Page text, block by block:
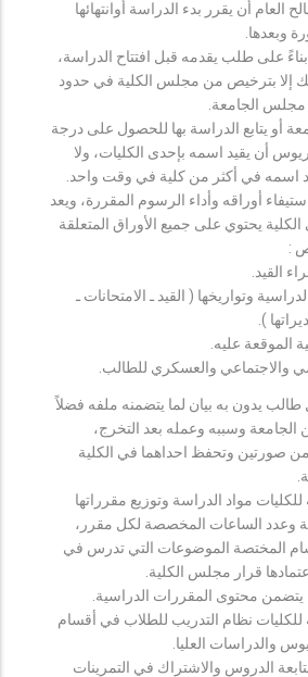
العام أن يقرر بدء الدراسة أوانتهائها
وبعدها.
بناءً على طلب يقدمه قبل افتتاح الدراسة،
ذلك إلا بترخيص من مجلس الكلية في حدود
مجلس الجامعة.
أو يتابع الدراسة بها للحصول على درجة
أن يقيد اسمه بإحدى الكليات، ولا
اسمه في أكثر من كلية في وقت واحد.
أوراقه وأداء الرسوم المقررة، ويعد
يحتوي على جميع الأوراق المتعلقة
:
القيد.
وتواريخها ( القيد ـ الامتحانات ـ
).
الموقعة عليه.
والاجتماعي والعسكري للطالب.
يدون به بيان لما يتضمنه ملفه فضلاً
وسببه وعمله بعد التخرج،
صورتين وتحفظ احداهما في الكلية
للكليات مواد الدراسة وتوزيع مقرراتها
وعدد الساعات المخصصة لكل مقرر،
المختصة الموضوعات التي تدرس في
قرار مجلس الكلية.
يتضمن محتوى المقررات الدراسية.
للكليات نظام التدريب للطلاب في أقسام
والدراسات العليا.
الدروس والاشتراك في التمرينات